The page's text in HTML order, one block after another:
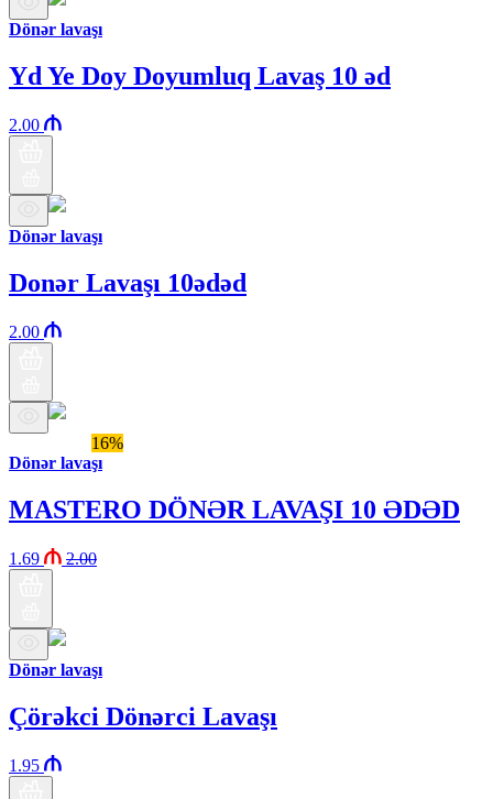
Dönər lavaşı
Yd Ye Doy Doyumluq Lavaş 10 əd
2.00
Dönər lavaşı
Donər Lavaşı 10ədəd
2.00
16%
Dönər lavaşı
MASTERO DÖNƏR LAVAŞI 10 ƏDƏD
1.69 2.00
Dönər lavaşı
Çörəkci Dönərci Lavaşı
1.95